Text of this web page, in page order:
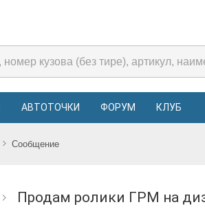
АВТОТОЧКИ ФОРУМ КЛУБ
Сообщение
Продам ролики ГРМ на